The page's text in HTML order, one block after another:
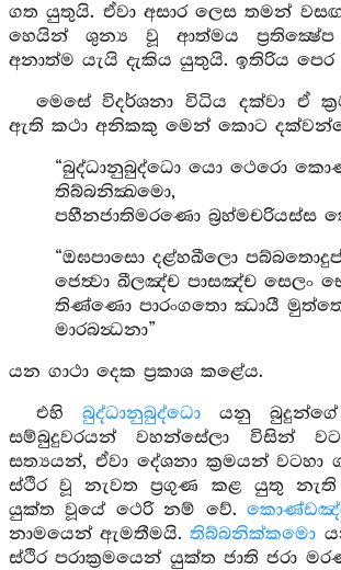
ගත යුතුයි. ඒවා අසාර ලෙස තමන්
හෙයින් ශුන්‍ය වූ ආත්මය
අනාත්ම යැයි දැකිය යුතුයි. ඉතිරිය පෙර
මෙසේ විදර්ශනා විධිය දක්වා ඒ
ඇති කථා අනිකකු මෙන් කොට
“බුද්ධානුබුද්ධො යො ථෙරො
තිබ්බනික්‍ඛමො,
පහීනජාතිමරණො බ්‍රහ්මචරියස්ස
“ඔඝපාසො දළ්හඛීලො
ජෙත්‍වා ඛීලඤ්ච පාසඤ්ච සෙලං
තිණ්ණො පාරංගතො ඣායී
මාරබන්‍ධනා”
යන ගාථා දෙක ප්‍රකාශ කළේය.
එහි බුද්ධානුබුද්ධොයනු බුදුන්ගේ
සම්බුදුවරයන් වහන්සේලා විසින්
සත්‍යයන්, ඒවා දේශනා ක්‍රමයන්
ස්ථිර වූ නැවත ප්‍රගුණ කළ යුතු නැති
යුක්ත වූයේ ථෙරි නම් වේ.
නාමයෙන් ඇමතීමයි.තිබ්බනික්කමො
ස්ථිර පරාක්‍රමයෙන් යුක්ත ජාති ජරා